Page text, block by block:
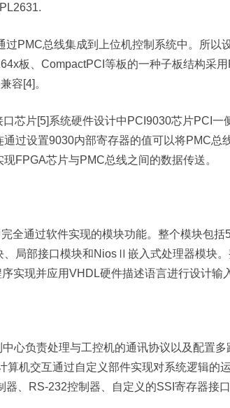
PMC总线集成到上位机控制系统中。所以
板、CompactPCI等板的一种子板结构采
容[4]。
片[5]系统硬件设计中PCI9030芯片PCI一
过设置9030内部寄存器的值可以将PMC总
FPGA芯片与PMC总线之间的数据传送。
通过软件实现的模块功能。整个模块包括
局部接口模块和NiosⅡ嵌入式处理器模块。
实现并应用VHDL硬件描述语言进行设计输
负责处理与工控机的通讯协议以及配置多
机交互通过自定义部件实现对系统逻辑的
、RS-232控制器、自定义的SSI寄存器接